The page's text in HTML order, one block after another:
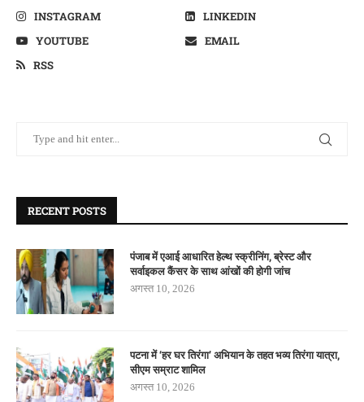
INSTAGRAM
LINKEDIN
YOUTUBE
EMAIL
RSS
RECENT POSTS
पंजाब में एआई आधारित हेल्थ स्क्रीनिंग, ब्रेस्ट और
सर्वाइकल कैंसर के साथ आंखों की होगी जांच
अगस्त 10, 2026
पटना में ‘हर घर तिरंगा’ अभियान के तहत भव्य तिरंगा यात्रा,
सीएम सम्राट शामिल
अगस्त 10, 2026